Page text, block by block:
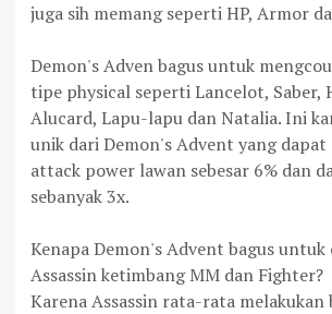
juga sih memang seperti HP, Armor
Demon's Adven bagus untuk
tipe physical seperti Lancelot, Saber,
Alucard, Lapu-lapu dan Natalia. Ini
unik dari Demon's Advent yang
attack power lawan sebesar 6% dan
sebanyak 3x.
Kenapa Demon's Advent bagus
Assassin ketimbang MM dan Fighter?
Karena Assassin rata-rata